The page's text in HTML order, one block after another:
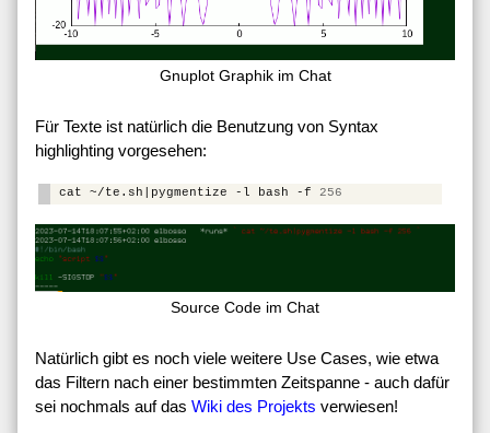
Gnuplot Graphik im Chat
Für Texte ist natürlich die Benutzung von Syntax
highlighting vorgesehen:
cat ~/te.sh pygmentize -l bash -f 256
Source Code im Chat
Natürlich gibt es noch viele weitere Use Cases, wie etwa
das Filtern nach einer bestimmten Zeitspanne - auch dafür
sei nochmals auf das Wiki des Projekts verwiesen!